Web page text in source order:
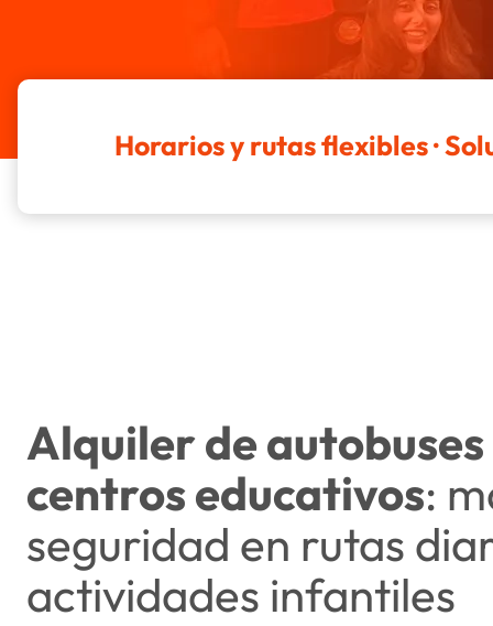
Horarios y rutas flexibles ·
Alquiler de
centros educativos:
seguridad en rutas
actividades infantiles